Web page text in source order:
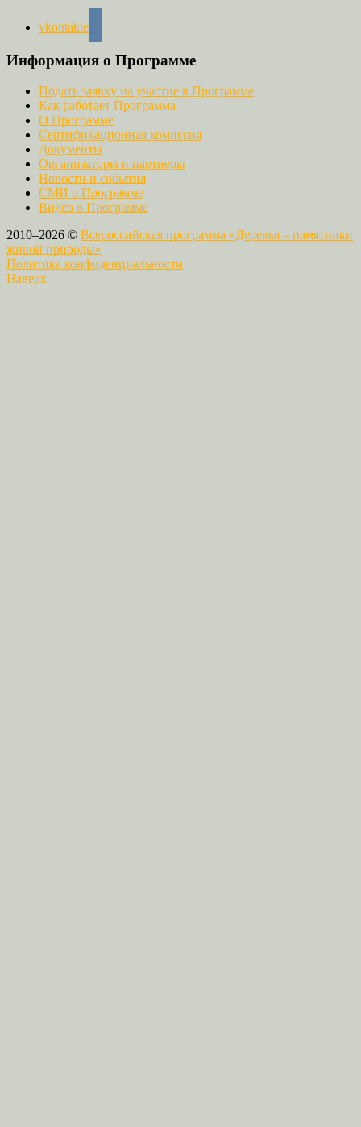
vkontakte
Информация о Программе
Подать заявку на участие в Программе
Как работает Программа
О Программе
Сертификационная комиссия
Документы
Организаторы и партнеры
Новости и события
СМИ о Программе
Видео о Программе
2010–2026 © Всероссийская программа «Деревья – памятники
живой природы»
Политика конфиденциальности
Наверх